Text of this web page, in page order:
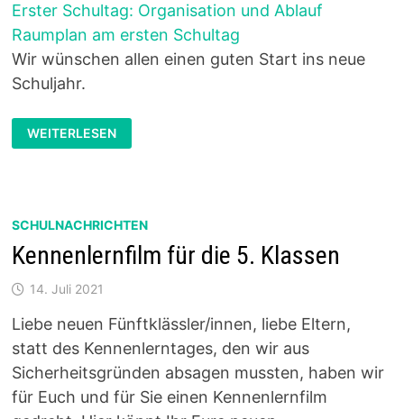
Erster Schultag: Organisation und Ablauf
Raumplan am ersten Schultag
Wir wünschen allen einen guten Start ins neue
Schuljahr.
ABLAUF
DES
ERSTEN
WEITERLESEN
SCHULNACHRICHTEN
Kennenlernfilm für die 5. Klassen
14. Juli 2021
Liebe neuen Fünftklässler/innen, liebe Eltern,
statt des Kennenlerntages, den wir aus
Sicherheitsgründen absagen mussten, haben wir
für Euch und für Sie einen Kennenlernfilm